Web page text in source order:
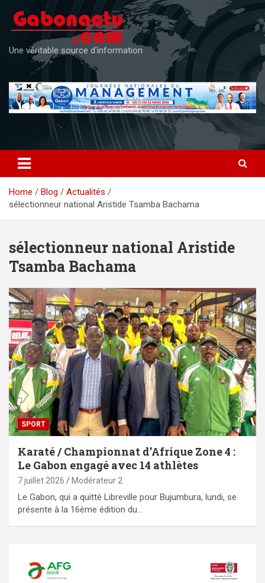
content
Une véritable source d'information
Home Blog
Actualités
sélectionneur national Aristide Tsamba Bachama
sélectionneur national Aristide
Tsamba Bachama
SPORT
Karaté / Championnat d’Afrique Zone 4 :
Le Gabon engagé avec 14 athlètes
7 juillet 2026 Modérateur 2
Le Gabon, qui a quitté Libreville pour Bujumbura, lundi, se
présente à la 16ème édition du…